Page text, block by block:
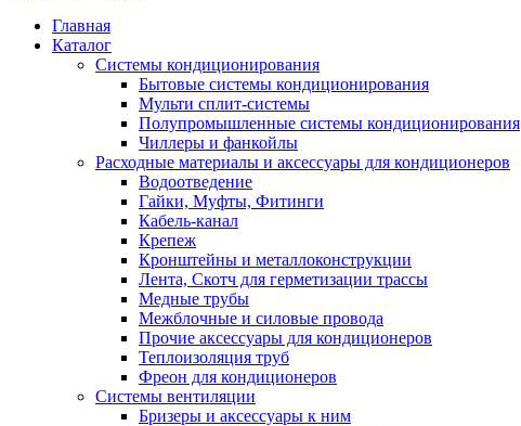
Главная
Каталог
Системы кондиционирования
Бытовые системы кондиционирования
Мульти сплит-системы
Полупромышленные системы кондиционирования
Чиллеры и фанкойлы
Расходные материалы и аксессуары для кондиционеров
Водоотведение
Гайки, Муфты, Фитинги
Кабель-канал
Крепеж
Кронштейны и металлоконструкции
Лента, Скотч для герметизации трассы
Медные трубы
Межблочные и силовые провода
Прочие аксессуары для кондиционеров
Теплоизоляция труб
Фреон для кондиционеров
Системы вентиляции
Бризеры и аксессуары к ним